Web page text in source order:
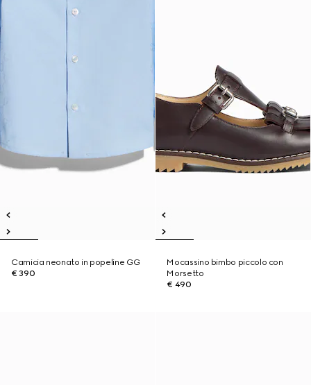
Camicia neonato in popeline GG
€ 390
Mocassino bimbo piccolo con
Morsetto
€ 490